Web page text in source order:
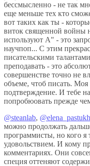
бессмысленно - не так
еще меньше тех кто
вот таких как ты -
виток священной войны
используют А" - это
научпоп... С этим
писательскими
преподавать - это
совершенстве точно не
объеме, чтоб писать. Моя
подтверждение. И тебе
попробюовать прежде
@steanlab,
можно продолжать
программисты, но кого
удовольствием. И кому
комментариях. Они
специя оттеняют